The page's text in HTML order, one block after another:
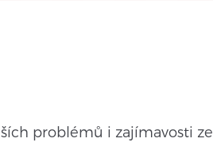
problémů i zajímavosti ze